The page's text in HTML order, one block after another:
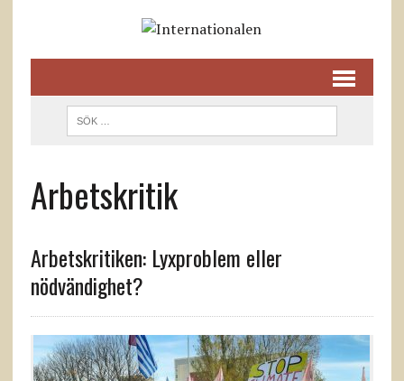
Arbetskritik
Arbetskritiken: Lyxproblem eller
nödvändighet?